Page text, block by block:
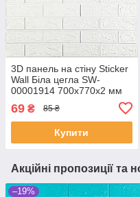
3D панель на стіну Sticker
Wall Біла цегла SW-
00001914 700х770х2 мм
69 ₴ 85 ₴
Купити
Акційні пропозиції та
–19%